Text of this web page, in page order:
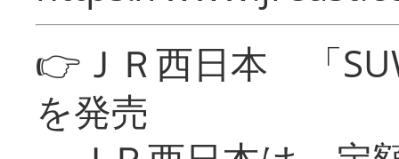
👉ＪＲ西日本 「
を発売